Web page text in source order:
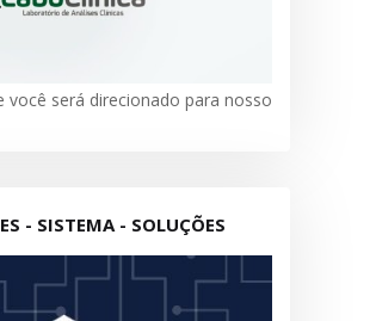
você será direcionado para nosso
- SISTEMA - SOLUÇÕES